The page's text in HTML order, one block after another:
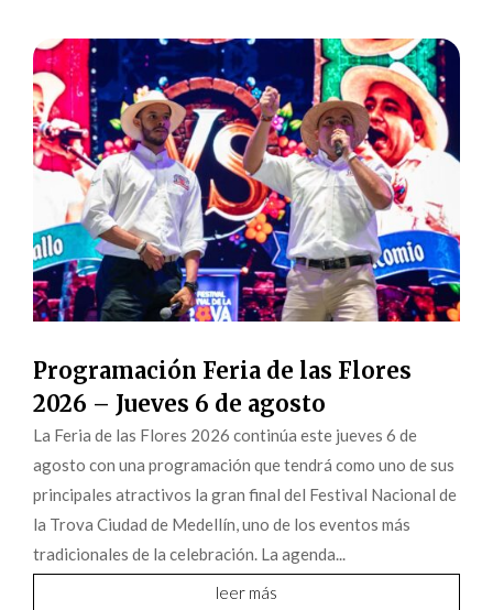
Programación Feria de las Flores
2026 – Jueves 6 de agosto
La Feria de las Flores 2026 continúa este jueves 6 de
agosto con una programación que tendrá como uno de sus
principales atractivos la gran final del Festival Nacional de
la Trova Ciudad de Medellín, uno de los eventos más
tradicionales de la celebración. La agenda...
leer más